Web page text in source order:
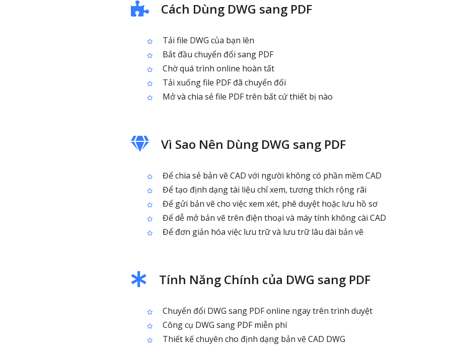
Cách Dùng DWG sang PDF
Tải file DWG của bạn lên
Bắt đầu chuyển đổi sang PDF
Chờ quá trình online hoàn tất
Tải xuống file PDF đã chuyển đổi
Mở và chia sẻ file PDF trên bất cứ thiết bị nào
Vì Sao Nên Dùng DWG sang PDF
Để chia sẻ bản vẽ CAD với người không có phần mềm CAD
Để tạo định dạng tài liệu chỉ xem, tương thích rộng rãi
Để gửi bản vẽ cho việc xem xét, phê duyệt hoặc lưu hồ sơ
Để dễ mở bản vẽ trên điện thoại và máy tính không cài CAD
Để đơn giản hóa việc lưu trữ và lưu trữ lâu dài bản vẽ
Tính Năng Chính của DWG sang PDF
Chuyển đổi DWG sang PDF online ngay trên trình duyệt
Công cụ DWG sang PDF miễn phí
Thiết kế chuyên cho định dạng bản vẽ CAD DWG